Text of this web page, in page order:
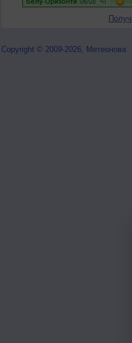
Copyright © 2009-2026, Метеонова